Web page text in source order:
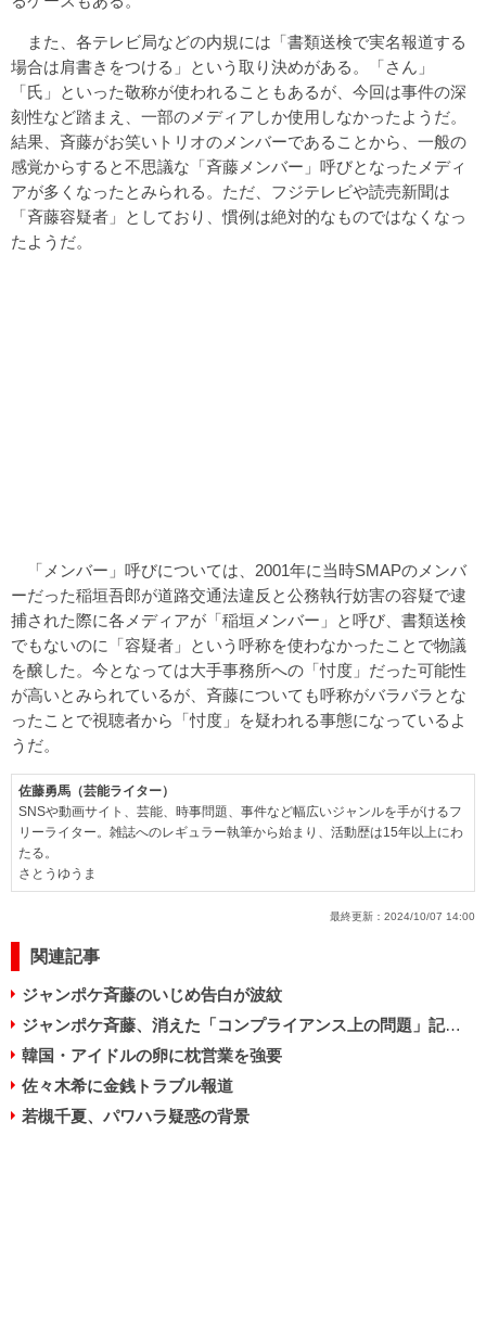
また、各テレビ局などの内規には「書類送検で実名報道する
場合は肩書きをつける」という取り決めがある。「さん」
「氏」といった敬称が使われることもあるが、今回は事件の深
刻性など踏まえ、一部のメディアしか使用しなかったようだ。
結果、斉藤がお笑いトリオのメンバーであることから、一般の
感覚からすると不思議な「斉藤メンバー」呼びとなったメディ
アが多くなったとみられる。ただ、フジテレビや読売新聞は
「斉藤容疑者」としており、慣例は絶対的なものではなくなっ
たようだ。
「メンバー」呼びについては、2001年に当時SMAPのメンバ
ーだった稲垣吾郎が道路交通法違反と公務執行妨害の容疑で逮
捕された際に各メディアが「稲垣メンバー」と呼び、書類送検
でもないのに「容疑者」という呼称を使わなかったことで物議
を醸した。今となっては大手事務所への「忖度」だった可能性
が高いとみられているが、斉藤についても呼称がバラバラとな
ったことで視聴者から「忖度」を疑われる事態になっているよ
うだ。
佐藤勇馬（芸能ライター）
SNSや動画サイト、芸能、時事問題、事件など幅広いジャンルを手がけるフ
リーライター。雑誌へのレギュラー執筆から始まり、活動歴は15年以上にわ
たる。
さとうゆうま
最終更新： 2024/10/07 14:00
関連記事
ジャンポケ斉藤のいじめ告白が波紋
ジャンポケ斉藤、消えた「コンプライアンス上の問題」記事が波紋
韓国・アイドルの卵に枕営業を強要
佐々木希に金銭トラブル報道
若槻千夏、パワハラ疑惑の背景